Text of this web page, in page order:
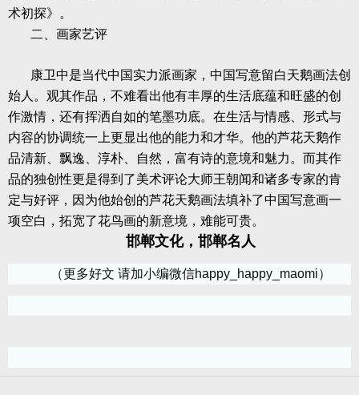
术初探》。
二、画家艺评
康卫中是当代中国实力派画家，中国写意留白天鹅画法创
始人。观其作品，不难看出他有丰厚的生活底蕴和旺盛的创
作激情，还有挥洒自如的笔墨功底。在生活与情感、形式与
内容的协调统一上更显出他的能力和才华。他的芦花天鹅作
品清新、飘逸、淳朴、自然，富有诗的意境和魅力。而其作
品的独创性更是得到了美术评论大师王朝闻和诸多专家的肯
定与好评，因为他始创的芦花天鹅画法填补了中国写意画一
项空白，拓宽了花鸟画的新意境，难能可贵。
邯郸文化，邯郸名人
（更多好文 请加小编微信happy_happy_maomi）